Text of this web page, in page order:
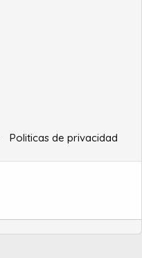
Politicas de privacidad